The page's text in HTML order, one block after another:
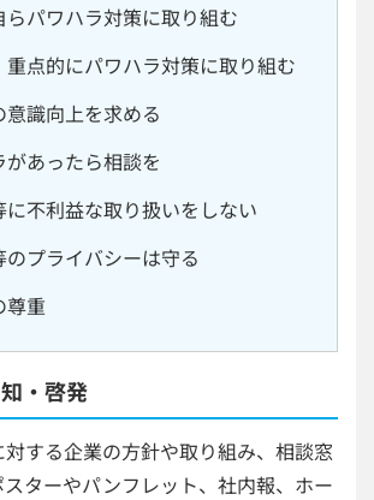
らパワハラ対策に取り組む
重点的にパワハラ対策に取り組む
識向上を求める
があったら相談を
に不利益な取り扱いをしない
のプライバシーは守る
尊重
・啓発
する企業の方針や取り組み、相談窓
ターやパンフレット、社内報、ホー